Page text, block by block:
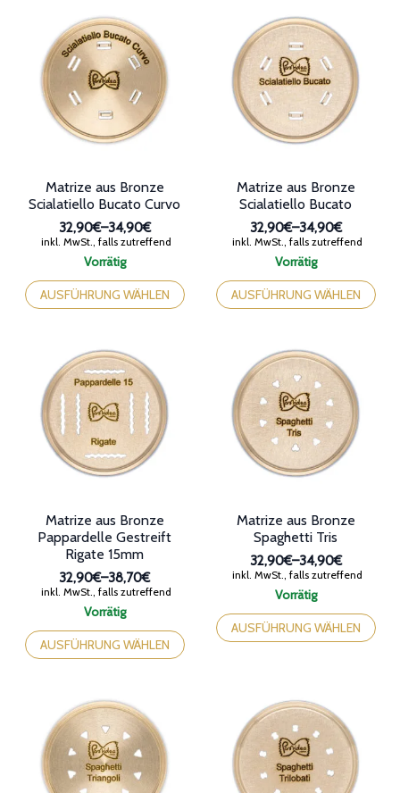
Optionen
können
Produktseite
gewählt
werden
Optionen
Produktseite
Vorrätig
Matrize aus Bronze
Scialatiello Bucato Curvo
32,90€–34,90€
Preisspanne:
32,90€
34,90€
inkl. MwSt., falls zutreffend
AUSFÜHRUNG WÄHLEN
Dieses
Produkt
weist
Optionen
können
Produktseite
Vorrätig
Matrize aus Bronze
Scialatiello Bucato
32,90€–34,90€
Preisspanne:
32,90€
34,90€
inkl. MwSt., falls zutreffend
AUSFÜHRUNG WÄHLEN
Dieses
Produkt
weist
Optionen
Produktseite
Vorrätig
Matrize aus Bronze
Pappardelle Gestreift
Rigate 15mm
32,90€–38,70€
Preisspanne:
32,90€
38,70€
inkl. MwSt., falls zutreffend
AUSFÜHRUNG WÄHLEN
Dieses
Produkt
weist
Optionen
Vorrätig
Matrize aus Bronze
Spaghetti Tris
32,90€–34,90€
Preisspanne:
32,90€
34,90€
inkl. MwSt., falls zutreffend
AUSFÜHRUNG WÄHLEN
Dieses
Produkt
weist
Optionen
können